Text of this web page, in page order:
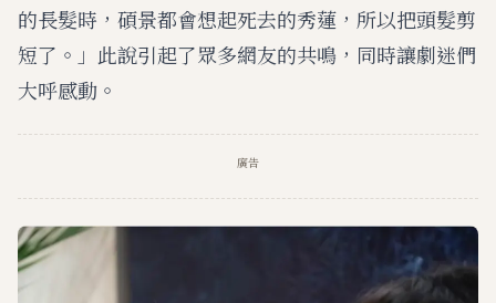
的長髮時，碩景都會想起死去的秀蓮，所以把頭髮剪
短了。」此說引起了眾多網友的共鳴，同時讓劇迷們
大呼感動。
廣告